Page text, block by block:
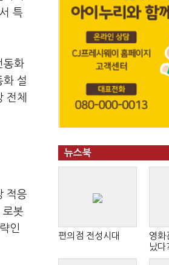
특
동화
화 설
전체
적응
로봇
인
뉴스북
편의점 전성시대
영화
났다